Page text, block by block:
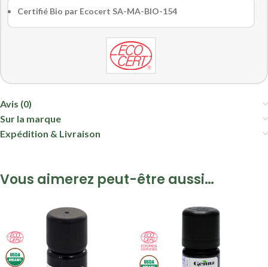
Certifié Bio par Ecocert SA-MA-BIO-154
Avis (0)
Sur la marque
Expédition & Livraison
Vous aimerez peut-être aussi…